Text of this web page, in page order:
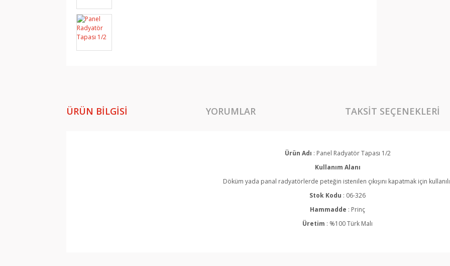
ÜRÜN BILGISI YORUMLAR TAKSIT SEÇENEKLERI
Ürün Adı : Panel Radyatör Tapası 1/2
Kullanım Alanı
Döküm yada panal radyatörlerde peteğin istenilen çıkışını kapatmak için
Stok Kodu : 06-326
Hammadde : Prinç
Üretim : %100 Türk Malı